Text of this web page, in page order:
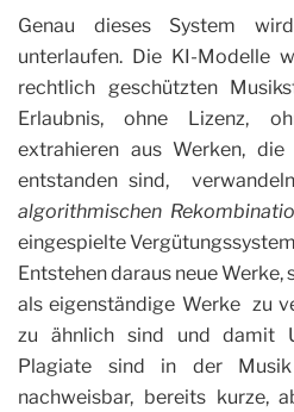
Genau dieses System
unterlaufen. Die KI-Modelle
rechtlich geschützten
Erlaubnis, ohne Lizenz,
extrahieren aus Werken,
entstanden sind,
algorithmischen
eingespielte
Entstehen daraus neue Werke,
als eigenständige Werke zu
zu ähnlich sind und damit
Plagiate sind in der Musik
nachweisbar, bereits kurze,